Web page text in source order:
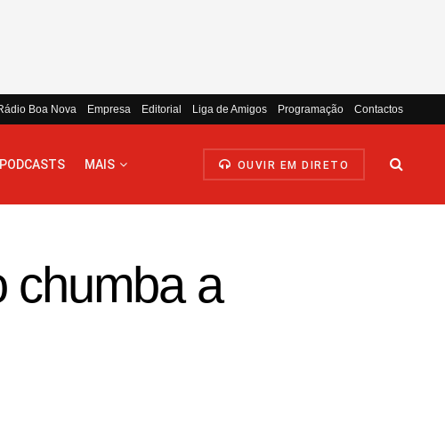
Boa Nova Empresa Editorial Liga de Amigos Programação Contactos
PODCASTS MAIS OUVIR EM DIRETO
chumba a